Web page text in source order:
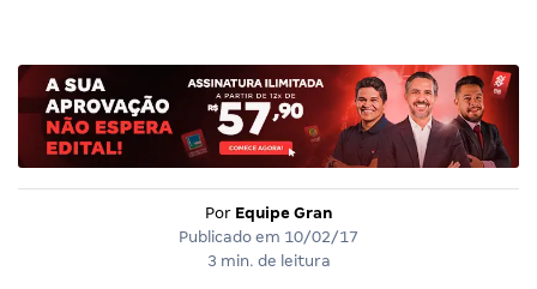
Por Equipe Gran
Publicado em 10/02/17
3 min. de leitura